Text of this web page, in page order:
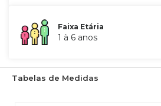
Faixa Etária
1 à 6 anos
Tabelas de Medidas